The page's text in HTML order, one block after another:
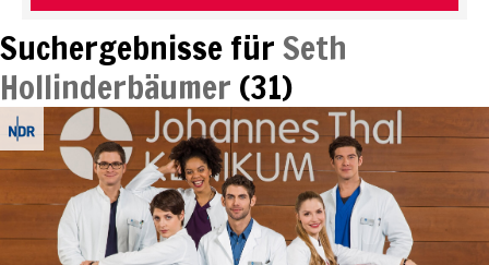
Suchergebnisse fürSeth
Hollinderbäumer (31)